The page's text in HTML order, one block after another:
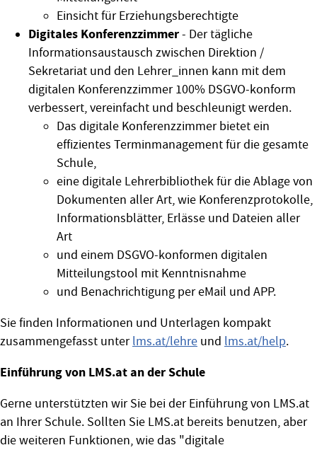
Einsicht für Erziehungsberechtigte
Digitales Konferenzzimmer- Der tägliche
Informationsaustausch zwischen Direktion /
Sekretariat und den Lehrer_innen kann mit dem
digitalen Konferenzzimmer 100% DSGVO-konform
verbessert, vereinfacht und beschleunigt werden.
Das digitale Konferenzzimmer bietet ein
effizientes Terminmanagement für die gesamte
Schule,
eine digitale Lehrerbibliothek für die Ablage von
Dokumenten aller Art, wie Konferenzprotokolle,
Informationsblätter, Erlässe und Dateien aller
Art
und einem DSGVO-konformen digitalen
Mitteilungstool mit Kenntnisnahme
und Benachrichtigung per eMail und APP.
Sie finden Informationen und Unterlagen kompakt
zusammengefasst unterlms.at/lehre und lms.at/help.
Einführung von LMS.at an der Schule
Gerne unterstützten wir Sie bei der Einführung von LMS.at
an Ihrer Schule. Sollten Sie LMS.at bereits benutzen, aber
die weiteren Funktionen, wie das "digitale